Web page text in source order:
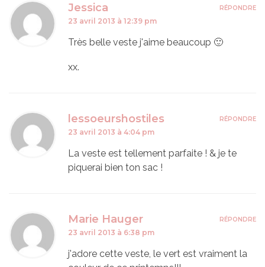
Jessica
23 avril 2013 à 12:39 pm
Très belle veste j'aime beaucoup 🙂
xx.
RÉPONDRE
lessoeurshostiles
23 avril 2013 à 4:04 pm
La veste est tellement parfaite ! & je te
piquerai bien ton sac !
RÉPONDRE
Marie Hauger
23 avril 2013 à 6:38 pm
j'adore cette veste, le vert est vraiment la
RÉPONDRE